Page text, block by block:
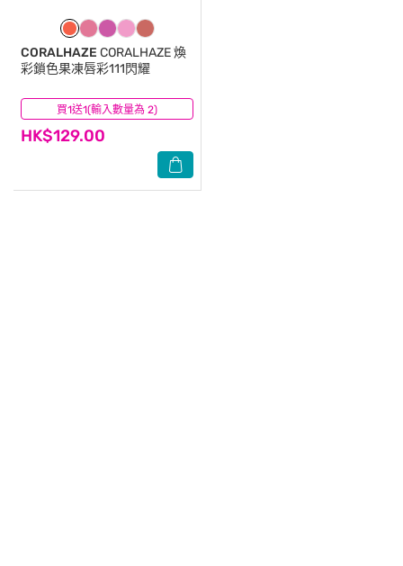
買1送1(輸入數量為 2)
CORALHAZE CORALHAZE 煥
彩鎖色果凍唇彩111閃耀
HK$129.00
(0)